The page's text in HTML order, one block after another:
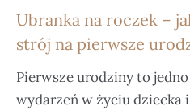
Ubranka na roczek –
strój na pierwsze
Pierwsze urodziny to
wydarzeń w życiu dziecka